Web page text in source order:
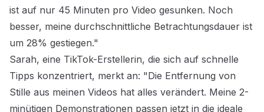
ist auf nur 45 Minuten pro Video gesunken. Noch
besser, meine durchschnittliche Betrachtungsdauer ist
um 28% gestiegen."
Sarah, eine TikTok-Erstellerin, die sich auf schnelle
Tipps konzentriert, merkt an: "Die Entfernung von
Stille aus meinen Videos hat alles verändert. Meine 2-
minütigen Demonstrationen passen jetzt in die ideale